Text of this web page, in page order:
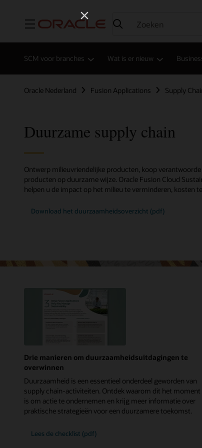
Menu
SCM voor branches Wat is er nieuw
Oracle Nederland Fusion Applications Supply
Duurzame supply chain
Ontwerp milieuvriendelijke producten, koop
producten op duurzame wijze. Oracle Fusion Cloud
helpen u de impact op het milieu te verminderen, kosten
Download het duurzaamheidsoverzicht (pdf)
Drie manieren om duurzaamheidsuitdagingen te
overwinnen
Duurzaamheid is een essentieel onderdeel geworden van
supply chain-activiteiten. Ontdek waarom dit het moment
is om actie te ondernemen en krijg meer informatie over
praktische strategieën voor een duurzamere toekomst.
Lees de checklist (pdf)